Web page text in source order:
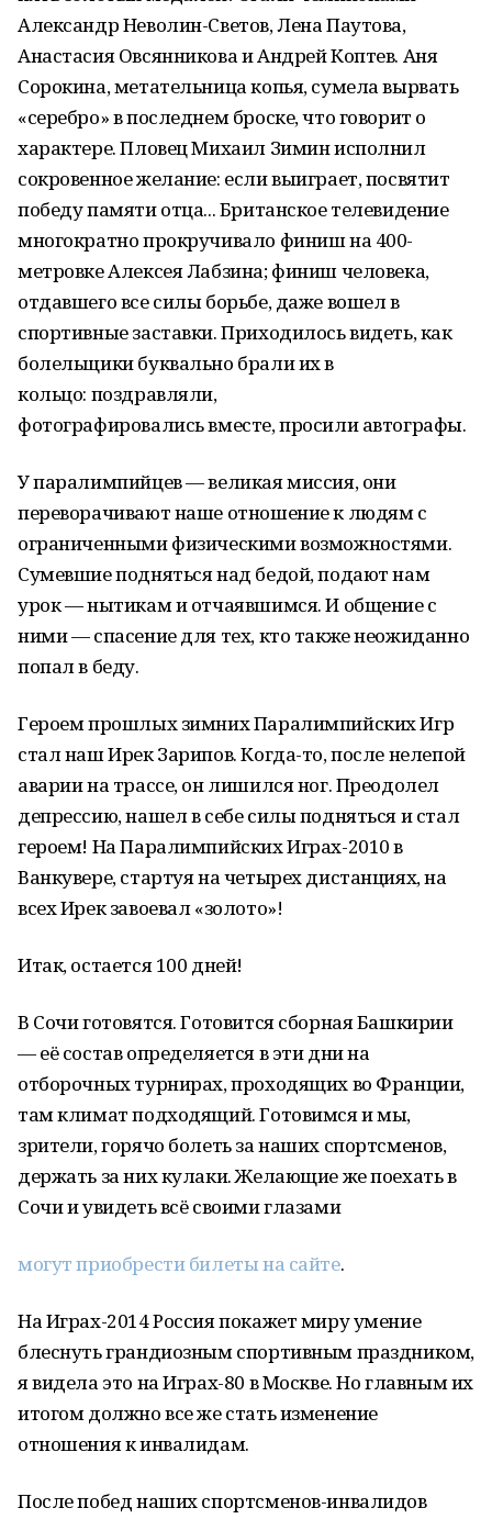
Александр Неволин-Светов, Лена Паутова,
Анастасия Овсянникова и Андрей Коптев. Аня
Сорокина, метательница копья, сумела вырвать
«серебро» в последнем броске, что говорит о
характере. ПловецМихаил Зимин исполнил
сокровенное желание: если выиграет, посвятит
победу памяти отца... Британское телевидение
многократно прокручивало финиш на 400-
метровке Алексея Лабзина; финиш человека,
отдавшего все силы борьбе, даже вошел в
спортивные заставки. Приходилось видеть, как
болельщики буквально брали их в
кольцо: поздравляли,
фотографировались вместе, просили автографы.
У паралимпийцев — великая миссия, они
переворачивают наше отношение к людям с
ограниченными физическими возможностями.
Сумевшие подняться над бедой, подают нам
урок — нытикам и отчаявшимся. И общение с
ними — спасение для тех, кто также неожиданно
попал в беду.
Героем прошлых зимних Паралимпийских Игр
стал наш Ирек Зарипов. Когда-то, после нелепой
аварии на трассе, он лишился ног. Преодолел
депрессию, нашел в себе силы подняться и стал
героем! На Паралимпийских Играх-2010 в
Ванкувере, стартуя на четырех дистанциях, на
всех Ирек завоевал «золото»!
Итак, остается 100 дней!
В Сочи готовятся. Готовится сборная Башкирии
— её состав определяется в эти дни на
отборочных турнирах, проходящих во Франции,
там климат подходящий. Готовимся и мы,
зрители, горячо болеть за наших спортсменов,
держать за них кулаки. Желающие же поехать в
Сочи и увидеть всё своими глазами
могут приобрести билеты на сайте.
На Играх-2014 Россия покажет миру умение
блеснуть грандиозным спортивным праздником,
я видела это на Играх-80 в Москве. Но главным их
итогом должно все же стать изменение
отношения к инвалидам.
После побед наших спортсменов-инвалидов